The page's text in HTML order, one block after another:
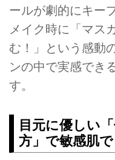
ールが劇的にキー
メイク時に「マス
む！」という感動
ンの中で実感でき
す。
目元に優しい
方」で敏感肌